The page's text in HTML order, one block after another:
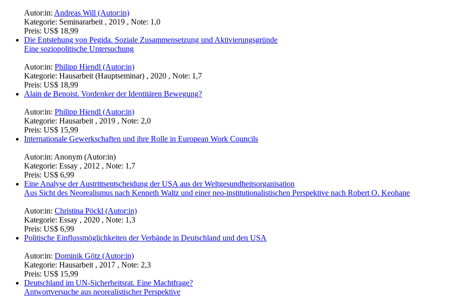
Autor:in: Andreas Will (Autor:in)
Kategorie: Seminararbeit , 2019 , Note: 1,0
Preis: US$ 18,99
Die Entstehung von Pegida. Soziale Zusammensetzung und Aktivierungsgründe
Eine soziopolitische Untersuchung
Autor:in: Philipp Hiendl (Autor:in)
Kategorie: Hausarbeit (Hauptseminar) , 2020 , Note: 1,7
Preis: US$ 18,99
Alain de Benoist. Vordenker der Identitären Bewegung?
Autor:in: Philipp Hiendl (Autor:in)
Kategorie: Hausarbeit , 2019 , Note: 2,0
Preis: US$ 15,99
Internationale Gewerkschaften und ihre Rolle in European Work Councils
Autor:in: Anonym (Autor:in)
Kategorie: Essay , 2012 , Note: 1,7
Preis: US$ 6,99
Eine Analyse der Austrittsentscheidung der USA aus der Weltgesundheitsorganisation
Aus Sicht des Neorealismus nach Kenneth Waltz und einer neo-institutionalistischen Perspektive nach Robert O. Keohane
Autor:in: Christina Pöckl (Autor:in)
Kategorie: Essay , 2020 , Note: 1,3
Preis: US$ 6,99
Politische Einflussmöglichkeiten der Verbände in Deutschland und den USA
Autor:in: Dominik Götz (Autor:in)
Kategorie: Hausarbeit , 2017 , Note: 2,3
Preis: US$ 15,99
Deutschland im UN-Sicherheitsrat. Eine Machtfrage?
Antwortversuche aus neorealistischer Perspektive